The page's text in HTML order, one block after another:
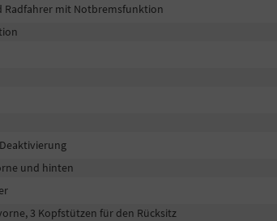
Radfahrer mit Notbremsfunktion
und hinten
3 Kopfstützen für den Rücksitz